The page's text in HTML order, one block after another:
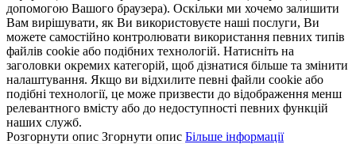
допомогою Вашого браузера). Оскільки ми хочемо залишити
Вам вирішувати, як Ви використовуєте наші послуги, Ви
можете самостійно контролювати використання певних типів
файлів cookie або подібних технологій. Натисніть на
заголовки окремих категорій, щоб дізнатися більше та змінити
налаштування. Якщо ви відхилите певні файли cookie або
подібні технології, це може призвести до відображення менш
релевантного вмісту або до недоступності певних функцій
наших служб.
Розгорнути опис Згорнути опис Більше інформації